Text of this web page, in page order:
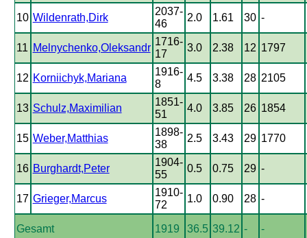
10 Wildenrath,Dirk
2037-
46
2.0 1.61 30 -
11 Melnychenko,Oleksandr
1716-
17
3.0 2.38 12 1797
12 Korniichyk,Mariana
1916-
8
4.5 3.38 28 2105
13 Schulz,Maximilian
1851-
51
4.0 3.85 26 1854
15 Weber,Matthias
1898-
38
2.5 3.43 29 1770
16 Burghardt,Peter
1904-
55
0.5 0.75 29 -
17 Grieger,Marcus
1910-
72
1.0 0.90 28 -
Gesamt 1919 36.5 39.12 - -